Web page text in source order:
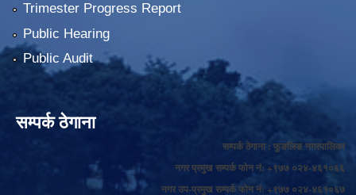
Trimester Progress Report
Public Hearing
Public Audit
सम्पर्क ठेगाना
सम्पर्क ठेगाना : फुङलिङ नगरपालिका
नगर प्रमुख सम्पर्क फोन नं: +९७७ ०२४-४६१०६६
नगर उप-प्रमुख सम्पर्क फोन नं: +९७७ ०२४-४६१०६७